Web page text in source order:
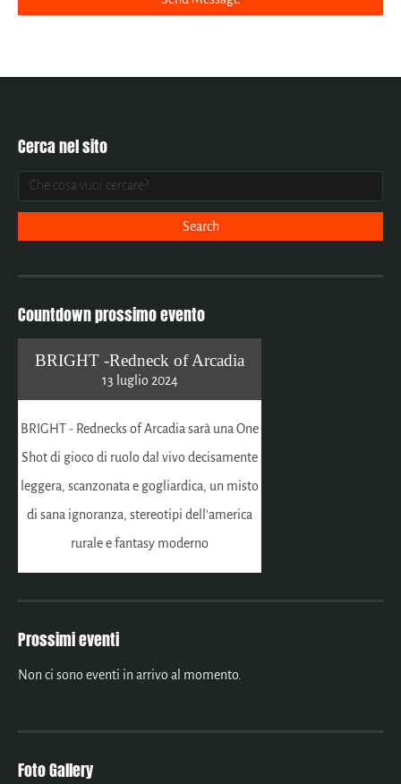
Cerca nel sito
Countdown prossimo evento
BRIGHT -Redneck of Arcadia
13 luglio 2024
BRIGHT - Rednecks of Arcadia sarà una One
Shot di gioco di ruolo dal vivo decisamente
leggera, scanzonata e gogliardica, un misto
di sana ignoranza, stereotipi dell'america
rurale e fantasy moderno
Prossimi eventi
Non ci sono eventi in arrivo al momento.
Foto Gallery